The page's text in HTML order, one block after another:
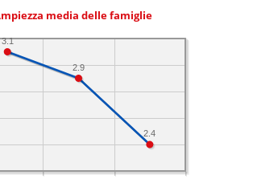
media delle famiglie
2.4
2.9
3.1